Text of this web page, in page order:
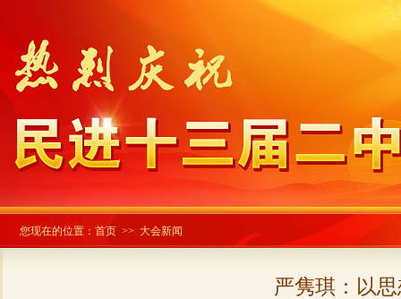
您现在的位置： 首页 >> 大会新闻
严隽琪：以